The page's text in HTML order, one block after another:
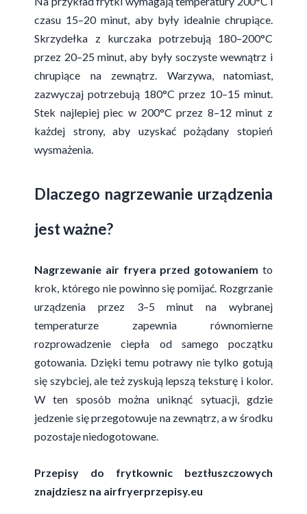
czasu 15–20 minut, aby były idealnie chrupiące.
Skrzydełka z kurczaka potrzebują 180–200°C
przez 20–25 minut, aby były soczyste wewnątrz i
chrupiące na zewnątrz. Warzywa, natomiast,
zazwyczaj potrzebują 180°C przez 10–15 minut.
Stek najlepiej piec w 200°C przez 8–12 minut z
każdej strony, aby uzyskać pożądany stopień
wysmażenia.
Dlaczego nagrzewanie urządzenia
jest ważne?
Nagrzewanie air fryera przed gotowaniem to
krok, którego nie powinno się pomijać. Rozgrzanie
urządzenia przez 3–5 minut na wybranej
temperaturze zapewnia równomierne
rozprowadzenie ciepła od samego początku
gotowania. Dzięki temu potrawy nie tylko gotują
się szybciej, ale też zyskują lepszą teksturę i kolor.
W ten sposób można uniknąć sytuacji, gdzie
jedzenie się przegotowuje na zewnątrz, a w środku
pozostaje niedogotowane.
Przepisy do frytkownic beztłuszczowych
znajdziesz na airfryerprzepisy.eu